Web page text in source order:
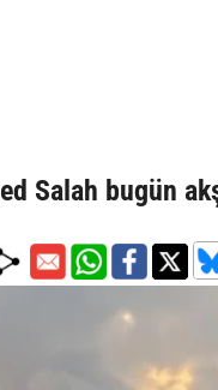
Salah bugün